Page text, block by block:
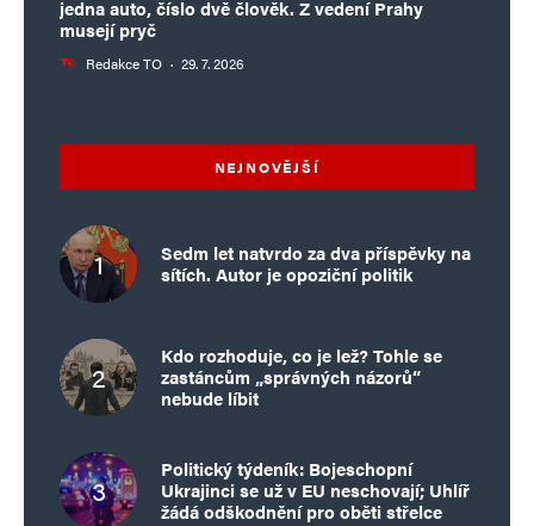
jedna auto, číslo dvě člověk. Z vedení Prahy
musejí pryč
Redakce TO · 29. 7. 2026
NEJNOVĚJŠÍ
Sedm let natvrdo za dva příspěvky na
sítích. Autor je opoziční politik
Kdo rozhoduje, co je lež? Tohle se
zastáncům „správných názorů“
nebude líbit
Politický týdeník: Bojeschopní
Ukrajinci se už v EU neschovají; Uhlíř
žádá odškodnění pro oběti střelce